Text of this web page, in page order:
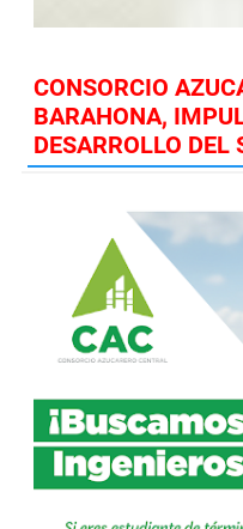
CONSORCIO
BARAHONA,
DESARROLLO DEL